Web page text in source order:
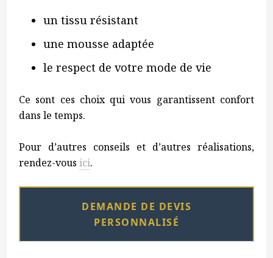
un tissu résistant
une mousse adaptée
le respect de votre mode de vie
Ce sont ces choix qui vous garantissent confort
dans le temps.
Pour d’autres conseils et d’autres réalisations,
rendez-vousici.
DEMANDE DE DEVIS
PERSONNALISÉ